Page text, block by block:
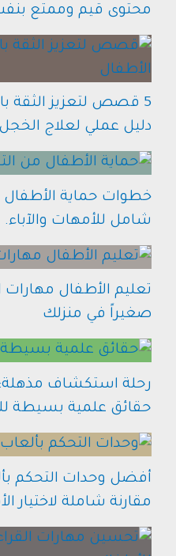
محتوى قيم وممتع
5 قصص لتعزيز الثقة
دليل عملي لعلاج
خطوات حماية
شامل للأمهات والآباء.
تعليم الأطفال مهارات
صغيراً في منزلك
رحلة استكشاف مذهلة:
حقائق علمية بسيطة
أفضل وحدات التحكم
مقارنة شاملة لاختيار